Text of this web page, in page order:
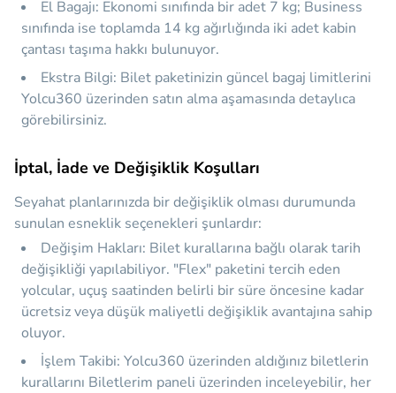
El Bagajı: Ekonomi sınıfında bir adet 7 kg; Business
sınıfında ise toplamda 14 kg ağırlığında iki adet kabin
çantası taşıma hakkı bulunuyor.
Ekstra Bilgi: Bilet paketinizin güncel bagaj limitlerini
Yolcu360 üzerinden satın alma aşamasında detaylıca
görebilirsiniz.
İptal, İade ve Değişiklik Koşulları
Seyahat planlarınızda bir değişiklik olması durumunda
sunulan esneklik seçenekleri şunlardır:
Değişim Hakları: Bilet kurallarına bağlı olarak tarih
değişikliği yapılabiliyor. "Flex" paketini tercih eden
yolcular, uçuş saatinden belirli bir süre öncesine kadar
ücretsiz veya düşük maliyetli değişiklik avantajına sahip
oluyor.
İşlem Takibi: Yolcu360 üzerinden aldığınız biletlerin
kurallarını Biletlerim paneli üzerinden inceleyebilir, her